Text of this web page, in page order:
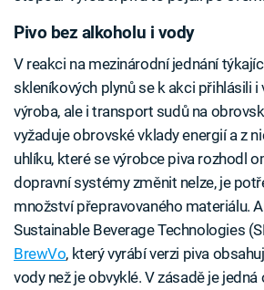
Pivo bez alkoholu i vody
V reakci na mezinárodní jednání
skleníkových plynů se k akci přihlásili i
výroba, ale i transport sudů na
vyžaduje obrovské vklady energií a z
uhlíku, které se výrobce piva rozhodl
dopravní systémy změnit nelze, je
množství přepravovaného materiálu.
Sustainable Beverage Technologies
BrewVo, který vyrábí verzi piva
vody než je obvyklé. V zásadě je